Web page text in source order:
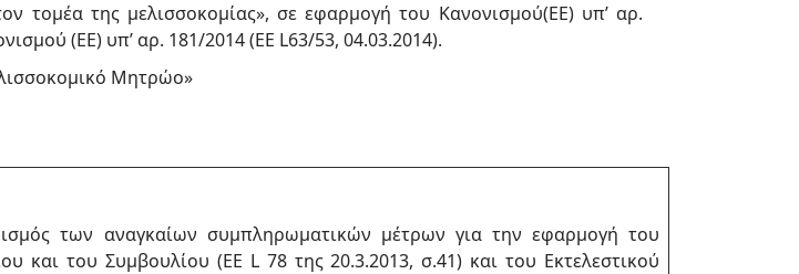
τομέα της μελισσοκομίας», σε εφαρμογή του Κανονισμού(ΕΕ) υπ’ αρ.
(ΕΕ) υπ’ αρ. 181/2014 (EE L63/53, 04.03.2014).
Μητρώο»
των αναγκαίων συμπληρωματικών μέτρων για την εφαρμογή του
και του Συμβουλίου (ΕΕ L 78 της 20.3.2013, σ.41) και του Εκτελεστικού